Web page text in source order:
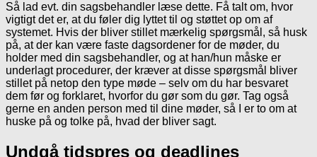
Så lad evt. din sagsbehandler læse dette. Få talt om, hvor
vigtigt det er, at du føler dig lyttet til og støttet op om af
systemet. Hvis der bliver stillet mærkelig spørgsmål, så husk
på, at der kan være faste dagsordener for de møder, du
holder med din sagsbehandler, og at han/hun måske er
underlagt procedurer, der kræver at disse spørgsmål bliver
stillet på netop den type møde – selv om du har besvaret
dem før og forklaret, hvorfor du gør som du gør. Tag også
gerne en anden person med til dine møder, så I er to om at
huske på og tolke på, hvad der bliver sagt.
Undgå tidspres og deadlines